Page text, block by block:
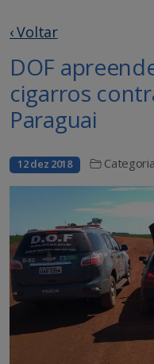
‹ Voltar
DOF
cigarros
Paraguai
12 dez 2018